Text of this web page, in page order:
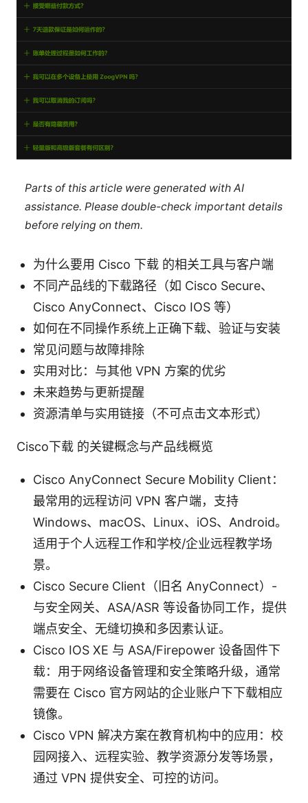
Parts of this article were generated with AI
assistance. Please double-check important details
before relying on them.
为什么要用 Cisco 下载 的相关工具与客户端
不同产品线的下载路径（如 Cisco Secure、
Cisco AnyConnect、Cisco IOS 等）
如何在不同操作系统上正确下载、验证与安装
常见问题与故障排除
实用对比：与其他 VPN 方案的优劣
未来趋势与更新提醒
资源清单与实用链接（不可点击文本形式）
Cisco下载 的关键概念与产品线概览
Cisco AnyConnect Secure Mobility Client：
最常用的远程访问 VPN 客户端，支持
Windows、macOS、Linux、iOS、Android。
适用于个人远程工作和学校/企业远程教学场
景。
Cisco Secure Client（旧名 AnyConnect）-
与安全网关、ASA/ASR 等设备协同工作，提供
端点安全、无缝切换和多因素认证。
Cisco IOS XE 与 ASA/Firepower 设备固件下
载：用于网络设备管理和安全策略升级，通常
需要在 Cisco 官方网站的企业账户下下载相应
镜像。
Cisco VPN 解决方案在教育机构中的应用：校
园网接入、远程实验、教学资源分发等场景，
通过 VPN 提供安全、可控的访问。